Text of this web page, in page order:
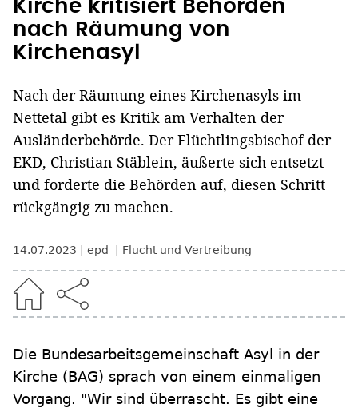
Kirche kritisiert Behörden
nach Räumung von
Kirchenasyl
Nach der Räumung eines Kirchenasyls im
Nettetal gibt es Kritik am Verhalten der
Ausländerbehörde. Der Flüchtlingsbischof der
EKD, Christian Stäblein, äußerte sich entsetzt
und forderte die Behörden auf, diesen Schritt
rückgängig zu machen.
14.07.2023 epd Flucht und Vertreibung
Die Bundesarbeitsgemeinschaft Asyl in der
Kirche (BAG) sprach von einem einmaligen
Vorgang. "Wir sind überrascht. Es gibt eine